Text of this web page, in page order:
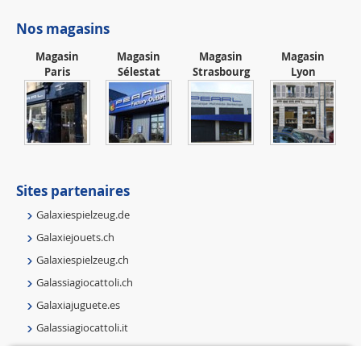
Nos magasins
Magasin
Paris
Magasin
Sélestat
Magasin
Strasbourg
Magasin
Lyon
Sites partenaires
Galaxiespielzeug.de
Galaxiejouets.ch
Galaxiespielzeug.ch
Galassiagiocattoli.ch
Galaxiajuguete.es
Galassiagiocattoli.it